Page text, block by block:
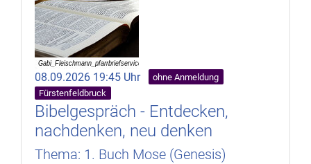
08.09.2026 19:45 Uhr
ohne Anmeldung
Fürstenfeldbruck
Bibelgespräch - Entdecken,
nachdenken, neu denken
Thema: 1. Buch Mose (Genesis)